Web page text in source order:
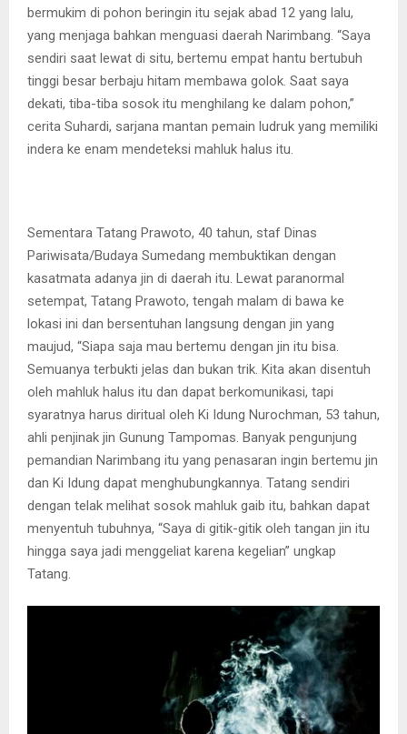
bermukim di pohon beringin itu sejak abad 12 yang lalu,
yang menjaga bahkan menguasi daerah Narimbang. “Saya
sendiri saat lewat di situ, bertemu empat hantu bertubuh
tinggi besar berbaju hitam membawa golok. Saat saya
dekati, tiba-tiba sosok itu menghilang ke dalam pohon,”
cerita Suhardi, sarjana mantan pemain ludruk yang memiliki
indera ke enam mendeteksi mahluk halus itu.
Sementara Tatang Prawoto, 40 tahun, staf Dinas
Pariwisata/Budaya Sumedang membuktikan dengan
kasatmata adanya jin di daerah itu. Lewat paranormal
setempat, Tatang Prawoto, tengah malam di bawa ke
lokasi ini dan bersentuhan langsung dengan jin yang
maujud, “Siapa saja mau bertemu dengan jin itu bisa.
Semuanya terbukti jelas dan bukan trik. Kita akan disentuh
oleh mahluk halus itu dan dapat berkomunikasi, tapi
syaratnya harus diritual oleh Ki Idung Nurochman, 53 tahun,
ahli penjinak jin Gunung Tampomas. Banyak pengunjung
pemandian Narimbang itu yang penasaran ingin bertemu jin
dan Ki Idung dapat menghubungkannya. Tatang sendiri
dengan telak melihat sosok mahluk gaib itu, bahkan dapat
menyentuh tubuhnya, “Saya di gitik-gitik oleh tangan jin itu
hingga saya jadi menggeliat karena kegelian” ungkap
Tatang.